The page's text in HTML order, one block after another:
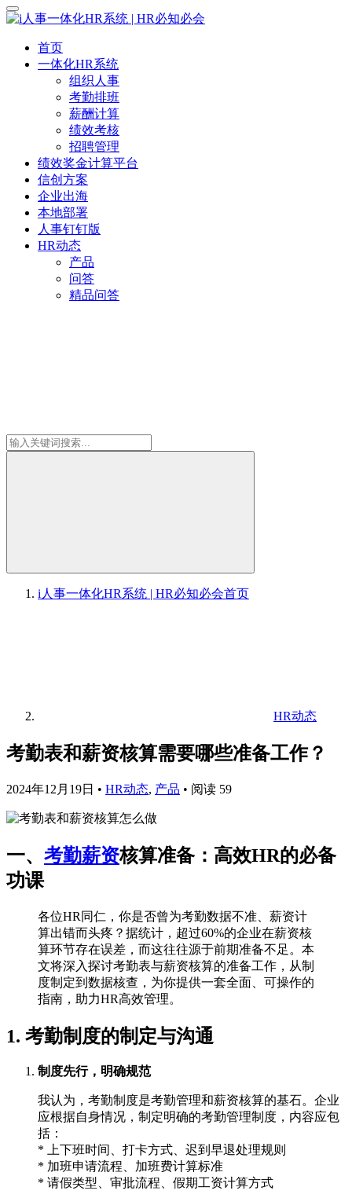
首页
一体化HR系统
组织人事
考勤排班
薪酬计算
绩效考核
招聘管理
绩效奖金计算平台
信创方案
企业出海
本地部署
人事钉钉版
HR动态
产品
问答
精品问答
i人事一体化HR系统 | HR必知必会首页
HR动态
考勤表和薪资核算需要哪些准备工作？
2024年12月19日 • HR动态, 产品 • 阅读 59
一、 考勤薪资核算准备：高效HR的必备
功课
各位HR同仁，你是否曾为考勤数据不准、薪资计
算出错而头疼？据统计，超过60%的企业在薪资核
算环节存在误差，而这往往源于前期准备不足。本
文将深入探讨考勤表与薪资核算的准备工作，从制
度制定到数据核查，为你提供一套全面、可操作的
指南，助力HR高效管理。
1. 考勤制度的制定与沟通
制度先行，明确规范
我认为，考勤制度是考勤管理和薪资核算的基石。企业
应根据自身情况，制定明确的考勤管理制度，内容应包
括：
* 上下班时间、打卡方式、迟到早退处理规则
* 加班申请流程、加班费计算标准
* 请假类型、审批流程、假期工资计算方式